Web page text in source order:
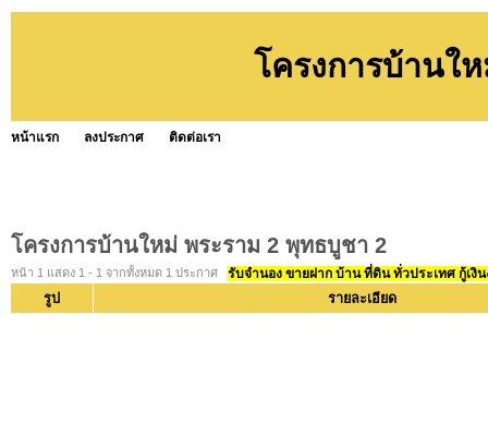
โครงการบ้านใ
หน้าแรก ลงประกาศ ติดต่อเรา
โครงการบ้านใหม่ พระราม 2 พุทธบูชา 2
หน้า 1 แสดง 1 - 1 จากทั้งหมด 1 ประกาศ รับจำนอง ขายฝาก บ้าน ที่ดิน ทั่วประเทศ กู้เงิ
รูป รายละเอียด